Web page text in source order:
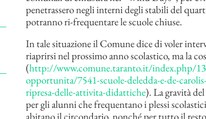
penetrassero negli interni degli stabili del
potranno ri-frequentare le scuole chiuse.
In tale situazione il Comune dice di voler
riaprirsi nel prossimo anno scolastico, ma la
(http://www.comune.taranto.it/index.php/
opportunita/7541-scuole-deledda-e-de-
ripresa-delle-attivita-didattiche). La gravità
per gli alunni che frequentano i plessi
abitano il circondario, nonché per tutto il